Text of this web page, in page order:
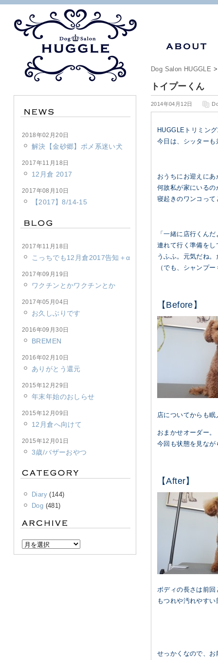
Dog Salon HUGGLE
トイプーくん
2014年04月12日
HUGGLEトリミン
今日は、シッター
おうちにお迎えに
何故私が家にいる
寝起きのワンコっ
「一緒に店行くん
連れて行く準備を
うふふ。元気だね
（でも、シャンプ
【Before】
店についてからも
おまかせオーダー。
今回も状態を見な
【After】
ボディの長さは前
もつれや汚れやす
せっかくなので、
2018年02月20日
解決【金砂郷】ポメ系迷い犬
2017年11月18日
12月倉 2017
2017年08月10日
【2017】8/14-15
2017年11月18日
こっちでも12月倉2017告知＋α
2017年09月19日
ワクチンとかワクチンとか
2017年05月04日
お久しぶりです
2016年09月30日
BREMEN
2016年02月10日
ありがとう還元
2015年12月29日
年末年始のおしらせ
2015年12月09日
12月倉へ向けて
2015年12月01日
3歳/バザーおやつ
Diary(144)
Dog (481)